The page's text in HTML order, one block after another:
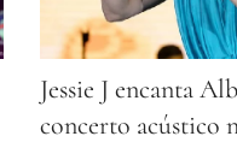
Jessie J encanta
concerto acústico